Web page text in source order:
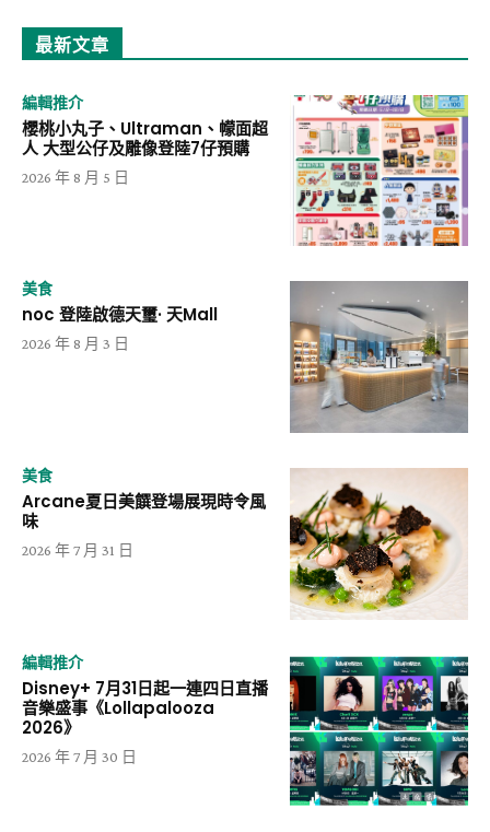
最新文章
編輯推介
櫻桃小丸子、Ultraman、幪面超
人 大型公仔及雕像登陸7仔預購
2026 年 8 月 5 日
美食
noc 登陸啟德天璽· 天Mall
2026 年 8 月 3 日
美食
Arcane夏日美饌登場展現時令風
味
2026 年 7 月 31 日
編輯推介
Disney+ 7月31日起一連四日直播
音樂盛事《Lollapalooza
2026》
2026 年 7 月 30 日